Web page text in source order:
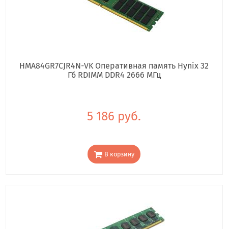
HMA84GR7CJR4N-VK Оперативная память Hynix 32
Гб RDIMM DDR4 2666 МГц
5 186 руб.
В корзину